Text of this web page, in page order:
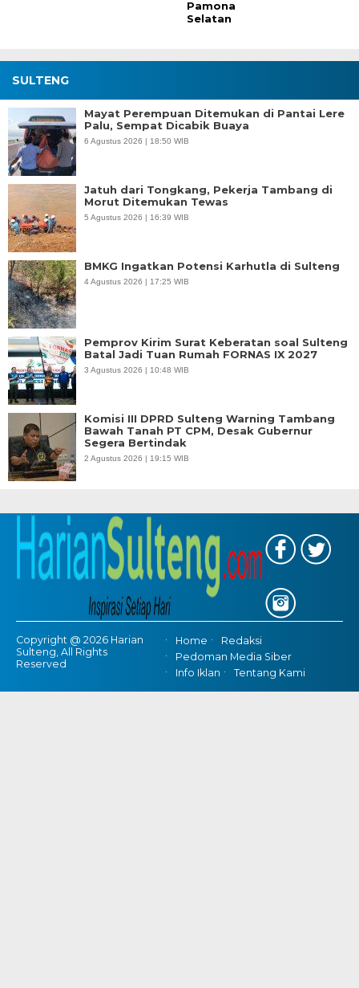
Pamona
Selatan
SULTENG
Mayat Perempuan Ditemukan di Pantai Lere
Palu, Sempat Dicabik Buaya
6 Agustus 2026 | 18:50 WIB
Jatuh dari Tongkang, Pekerja Tambang di
Morut Ditemukan Tewas
5 Agustus 2026 | 16:39 WIB
BMKG Ingatkan Potensi Karhutla di Sulteng
4 Agustus 2026 | 17:25 WIB
Pemprov Kirim Surat Keberatan soal Sulteng
Batal Jadi Tuan Rumah FORNAS IX 2027
3 Agustus 2026 | 10:48 WIB
Komisi III DPRD Sulteng Warning Tambang
Bawah Tanah PT CPM, Desak Gubernur
Segera Bertindak
2 Agustus 2026 | 19:15 WIB
Copyright @ 2026 Harian
Sulteng, All Rights
Reserved
Home
Redaksi
Pedoman Media Siber
Info Iklan
Tentang Kami